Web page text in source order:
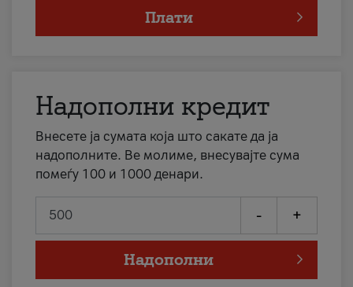
Плати
Надополни кредит
Внесете ја сумата која што сакате да ја
надополните. Ве молиме, внесувајте сума
помеѓу 100 и 1000 денари.
- +
Надополни